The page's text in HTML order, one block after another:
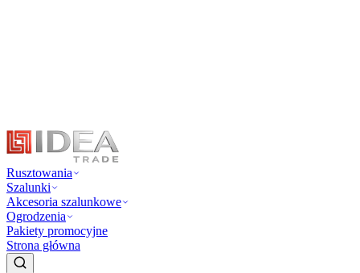
Rusztowania
Szalunki
Akcesoria szalunkowe
Ogrodzenia
Pakiety promocyjne
Strona główna